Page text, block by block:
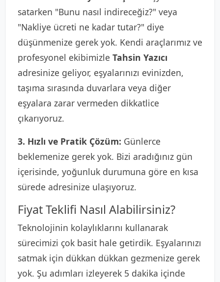
satarken "Bunu nasıl indireceğiz?" veya
"Nakliye ücreti ne kadar tutar?" diye
düşünmenize gerek yok. Kendi araçlarımız ve
profesyonel ekibimizle Tahsin Yazıcı
adresinize geliyor, eşyalarınızı evinizden,
taşıma sırasında duvarlara veya diğer
eşyalara zarar vermeden dikkatlice
çıkarıyoruz.
3. Hızlı ve Pratik Çözüm: Günlerce
beklemenize gerek yok. Bizi aradığınız gün
içerisinde, yoğunluk durumuna göre en kısa
sürede adresinize ulaşıyoruz.
Fiyat Teklifi Nasıl Alabilirsiniz?
Teknolojinin kolaylıklarını kullanarak
sürecimizi çok basit hale getirdik. Eşyalarınızı
satmak için dükkan dükkan gezmenize gerek
yok. Şu adımları izleyerek 5 dakika içinde